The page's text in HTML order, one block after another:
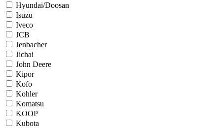
Hyundai/Doosan
Isuzu
Iveco
JCB
Jenbacher
Jichai
John Deere
Kipor
Kofo
Kohler
Komatsu
KOOP
Kubota